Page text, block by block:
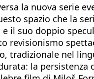
la nuova serie
spazio che la
il suo doppio
revisionismo
tradizionale nel
la